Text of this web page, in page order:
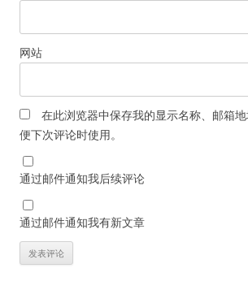
网站
在此浏览器中保存我的显示名称、邮箱
便下次评论时使用。
通过邮件通知我后续评论
通过邮件通知我有新文章